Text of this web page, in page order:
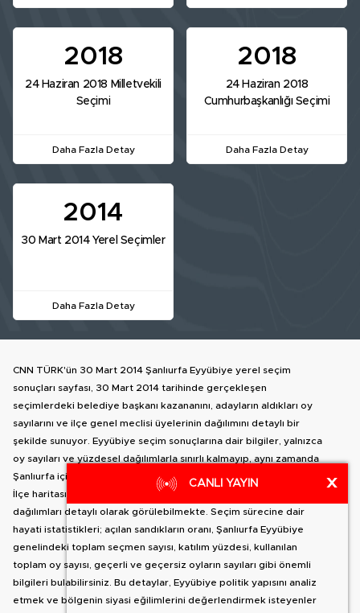
2018
24 Haziran 2018 Milletvekili
Seçimi
Daha Fazla Detay
2018
24 Haziran 2018
Cumhurbaşkanlığı Seçimi
Daha Fazla Detay
2014
30 Mart 2014 Yerel Seçimler
Daha Fazla Detay
CNN TÜRK'ün 30 Mart 2014 Şanlıurfa Eyyübiye yerel seçim
sonuçları sayfası, 30 Mart 2014 tarihinde gerçekleşen
seçimlerdeki belediye başkanı kazananını, adayların aldıkları oy
sayılarını ve ilçe genel meclisi üyelerinin dağılımını detaylı bir
şekilde sunuyor. Eyyübiye seçim sonuçlarına dair bilgiler, yalnızca
oy sayıları ve yüzdesel dağılımlarla sınırlı kalmayıp, aynı zamanda
Şanlıurfa içindeki diğer ilçelere geçiş yapma olanağı da sağlıyor.
İlçe haritası yanında, Eyyübiye belediye başkan adaylarının oy
dağılımları detaylı olarak görülebilmekte. Seçim sürecine dair
hayati istatistikleri; açılan sandıkların oranı, Şanlıurfa Eyyübiye
genelindeki toplam seçmen sayısı, katılım yüzdesi, kullanılan
toplam oy sayısı, geçerli ve geçersiz oyların sayıları gibi önemli
bilgileri bulabilirsiniz. Bu detaylar, Eyyübiye politik yapısını analiz
etmek ve bölgenin siyasi eğilimlerini değerlendirmek isteyenler
CANLI YAYIN X